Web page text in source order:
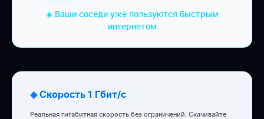
◈ Ваши соседи уже пользуются быстрым
интернетом
◈ Скорость 1 Гбит/с
Реальная гигабитная скорость без ограничений. Скачивайте